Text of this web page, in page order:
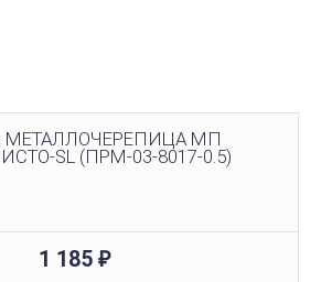
МЕТАЛЛОЧЕРЕПИЦА МП
SL (ПРМ-03-8017-0.5)
1 185 ₽